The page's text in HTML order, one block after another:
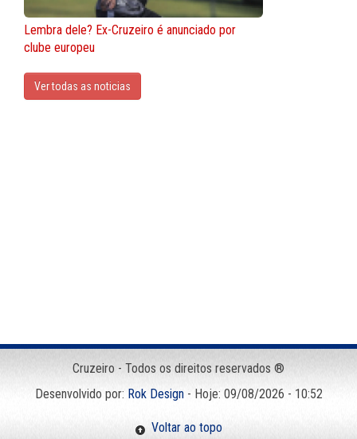
Lembra dele? Ex-Cruzeiro é anunciado por
clube europeu
Ver todas as noticias
Cruzeiro - Todos os direitos reservados ®
Desenvolvido por: Rok Design- Hoje: 09/08/2026 - 10:52
Voltar ao topo